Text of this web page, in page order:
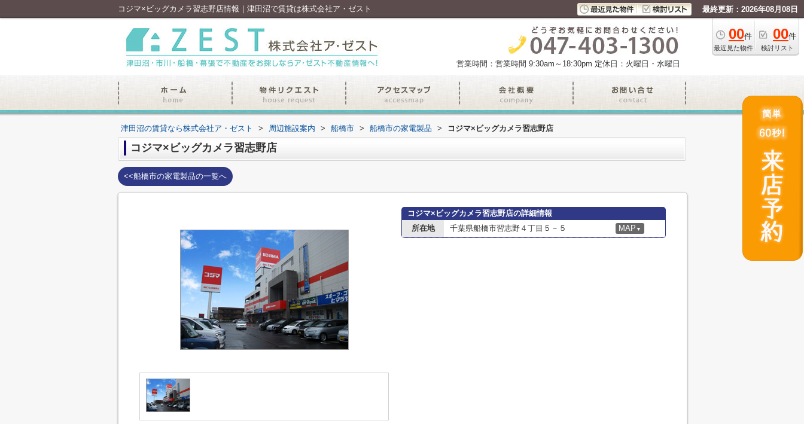
コジマ×ビッグカメラ習志野店情報｜津田沼で賃貸は株式会社ア・ゼスト 最終更新：2026年08月08日
00件
最近見た物件
00件
検討リスト
営業時間：営業時間 9:30am～18:30pm 定休日：火曜日・水曜日
津田沼の賃貸なら株式会社ア・ゼスト > 周辺施設案内 > 船橋市 > 船橋市の家電製品 > コジマ×ビッグカメラ習志野店
コジマ×ビッグカメラ習志野店
<<船橋市の家電製品の一覧へ
コジマ×ビッグカメラ習志野店の詳細情報
所在地
千葉県船橋市習志野４丁目５－５ MAP ▼